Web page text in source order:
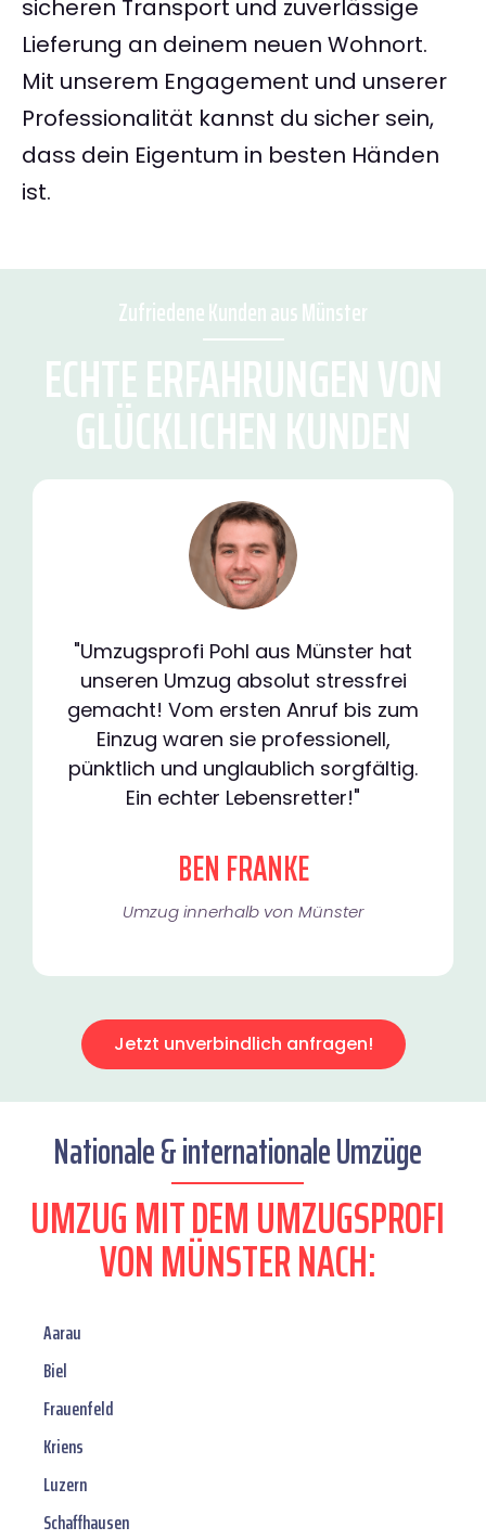
sicheren Transport und zuverlässige
Lieferung an deinem neuen Wohnort.
Mit unserem Engagement und unserer
Professionalität kannst du sicher sein,
dass dein Eigentum in besten Händen
ist.
Zufriedene Kunden aus Münster
ECHTE ERFAHRUNGEN VON
GLÜCKLICHEN KUNDEN
"Umzugsprofi Pohl aus Münster hat
unseren Umzug absolut stressfrei
gemacht! Vom ersten Anruf bis zum
Einzug waren sie professionell,
pünktlich und unglaublich sorgfältig.
Ein echter Lebensretter!"
BEN FRANKE
Umzug innerhalb von Münster​
Jetzt unverbindlich anfragen!
Nationale & internationale Umzüge
UMZUG MIT DEM UMZUGSPROFI
VON MÜNSTER NACH:
Aarau
Biel
Frauenfeld
Kriens
Luzern
Schaffhausen